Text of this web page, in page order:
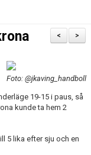
>
<
Foto: @jkaving_handboll
19-15 i paus, så
kunde ta hem 2
5 lika efter sju och en